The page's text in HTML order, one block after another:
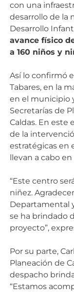
con una
desarrollo de la
Desarrollo
avance físico
a 160 niños y
Así lo confirmó
Tabares, en la
en el municipio
Secretarías de
Caldas. En este
de la
estratégicas en
llevan a cabo
“Este centro
niñez.
Departamental
se ha brindado
proyecto”,
Por su parte,
Planeación de
despacho
“Estamos